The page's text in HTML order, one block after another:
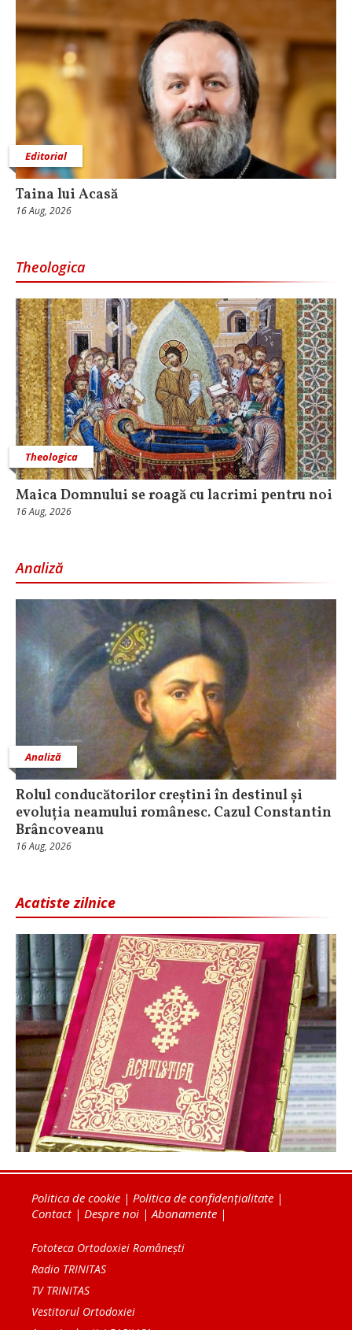
Editorial
Taina lui Acasă
16 Aug, 2026
Theologica
Theologica
Maica Domnului se roagă cu lacrimi pentru noi
16 Aug, 2026
Analiză
Analiză
Rolul conducătorilor creștini în destinul și
evoluția neamului românesc. Cazul Constantin
Brâncoveanu
16 Aug, 2026
Acatiste zilnice
Politica de cookie | Politica de confidențialitate |
Contact| Despre noi |Abonamente |
Fototeca Ortodoxiei Românești
Radio TRINITAS
TV TRINITAS
Vestitorul Ortodoxiei